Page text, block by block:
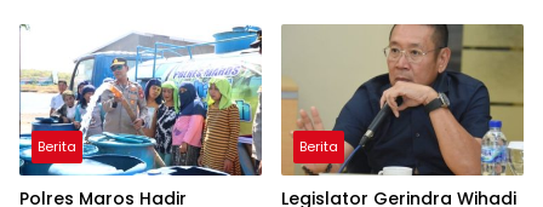
Belitung
Masyarakat
Berita
Polres Maros Hadir
Berita
Legislator Gerindra Wihadi